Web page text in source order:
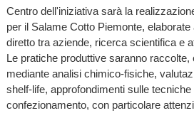
Centro dell'iniziativa sarà la
per il Salame Cotto Piemonte,
diretto tra aziende, ricerca scientifica e
Le pratiche produttive saranno raccolte,
mediante analisi chimico-fisiche,
shelf-life, approfondimenti sulle
confezionamento, con particolare